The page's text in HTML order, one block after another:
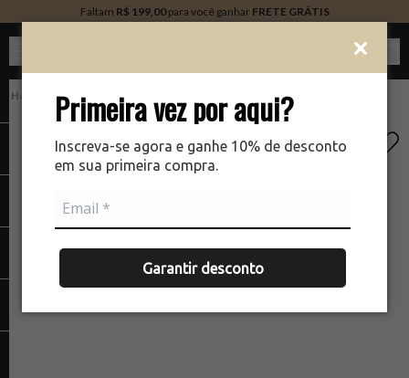
Primeira vez por aqui?
Inscreva-se agora e ganhe 10% de desconto
em sua primeira compra.
Garantir desconto
Faltam R$ 199,00para você ganhar FRETE GRÁTIS
Corpo e Banho